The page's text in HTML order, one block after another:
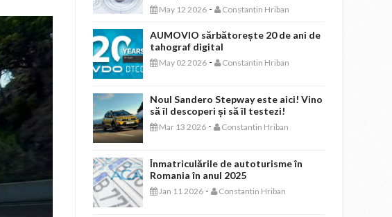
May 12 2026 - Constantin Hriban
AUMOVIO sărbătorește 20 de ani de
tahograf digital
May 02 2026 - Constantin Hriban
Noul Sandero Stepway este aici! Vino
să îl descoperi și să îl testezi!
Mar 13 2026 - Constantin Hriban
Înmatriculările de autoturisme în
Romania în anul 2025
Jan 11 2026 - Constantin Hriban